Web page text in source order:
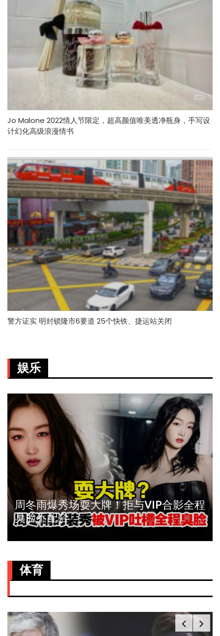
Jo Malone 2022情人节限定，超高颜值唯美透净瓶身，手写设
计幻化高级浪漫情书
警方证实 明封锁隆市6要道 25个快铁、捷运站关闭
娱乐
周冬雨爆秀场耍大牌！拒与VIP合影全程
臭脸不配合
体育